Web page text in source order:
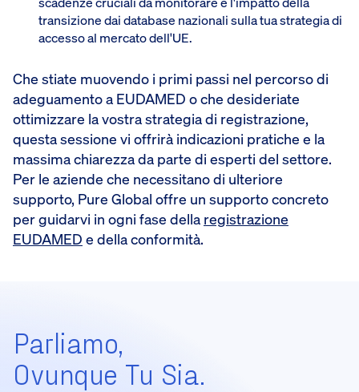
transizione dai database nazionali sulla tua strategia di
accesso al mercato dell'UE.
Che stiate muovendo i primi passi nel percorso di
adeguamento a EUDAMED o che desideriate
ottimizzare la vostra strategia di registrazione,
questa sessione vi offrirà indicazioni pratiche e la
massima chiarezza da parte di esperti del settore.
Per le aziende che necessitano di ulteriore
supporto, Pure Global offre un supporto concreto
per guidarvi in ogni fase della registrazione
EUDAMED e della conformità.
Parliamo,
Ovunque Tu Sia.